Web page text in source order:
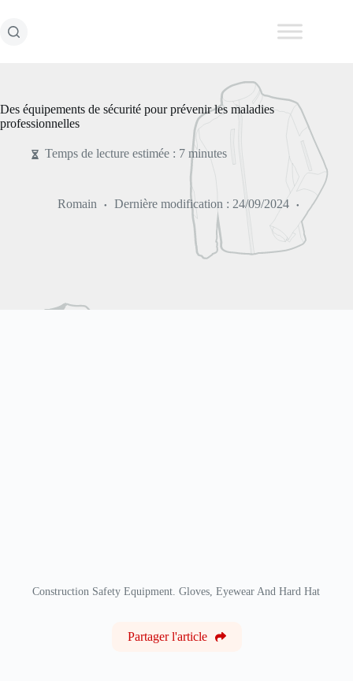
contenu
Des équipements de sécurité pour prévenir les maladies
professionnelles
Temps de lecture estimée : 7 minutes
Romain Dernière modification : 24/09/2024
Construction Safety Equipment. Gloves, Eyewear And Hard Hat
Partager l'article